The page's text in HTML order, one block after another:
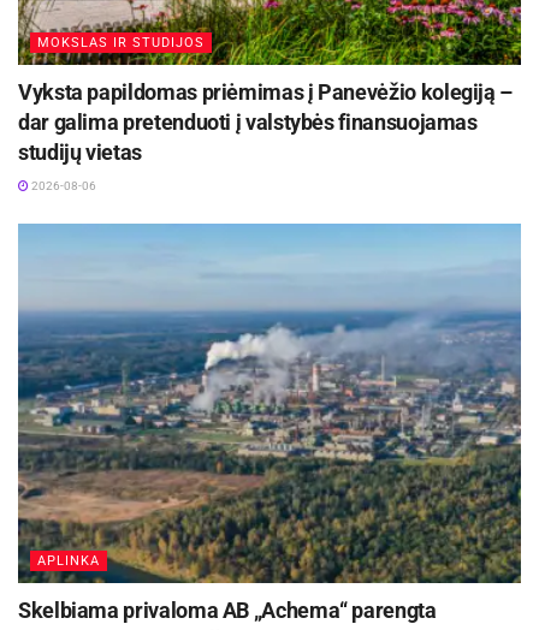
dalyse.
Žymos: Panevėžio miesto savivaldybė
MOKSLAS IR STUDIJOS
Vyksta papildomas priėmimas į Panevėžio kolegiją –
dar galima pretenduoti į valstybės finansuojamas
studijų vietas
2026-08-06
APLINKA
Skelbiama privaloma AB „Achema“ parengta